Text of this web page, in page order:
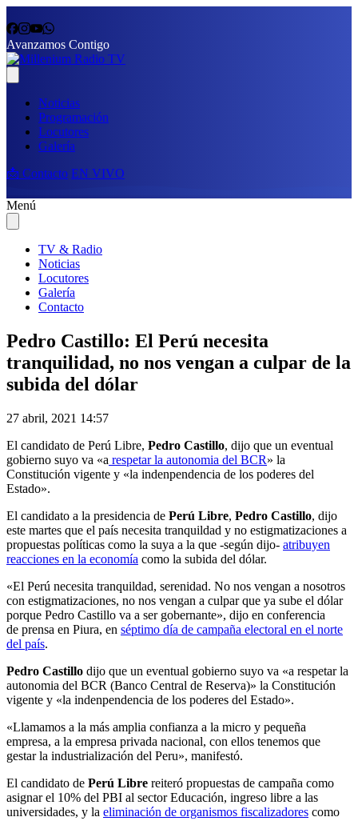
Avanzamos Contigo
Noticias
Programación
Locutores
Galería
📩 Contacto EN VIVO
Menú
TV & Radio
Noticias
Locutores
Galería
Contacto
Pedro Castillo: El Perú necesita
tranquilidad, no nos vengan a culpar de la
subida del dólar
27 abril, 2021 14:57
El candidato de Perú Libre, Pedro Castillo, dijo que un eventual
gobierno suyo va «a respetar la autonomia del BCR» la
Constitución vigente y «la indenpendencia de los poderes del
Estado».
El candidato a la presidencia de Perú Libre, Pedro Castillo, dijo
este martes que el país necesita tranquildad y no estigmatizaciones a
propuestas políticas como la suya a la que -según dijo- atribuyen
reacciones en la economía como la subida del dólar.
«El Perú necesita tranquildad, serenidad. No nos vengan a nosotros
con estigmatizaciones, no nos vengan a culpar que ya sube el dólar
porque Pedro Castillo va a ser gobernante», dijo en conferencia
de prensa en Piura, en séptimo día de campaña electoral en el norte
del país.
Pedro Castillo dijo que un eventual gobierno suyo va «a respetar la
autonomia del BCR (Banco Central de Reserva)» la Constitución
vigente y «la indenpendencia de los poderes del Estado».
«Llamamos a la más amplia confianza a la micro y pequeña
empresa, a la empresa privada nacional, con ellos tenemos que
gestar la industrialización del Peru», manifestó.
El candidato de Perú Libre reiteró propuestas de campaña como
asignar el 10% del PBI al sector Educación, ingreso libre a las
universidades, y la eliminación de organismos fiscalizadores como